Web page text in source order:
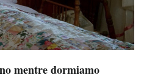
mentre dormiamo